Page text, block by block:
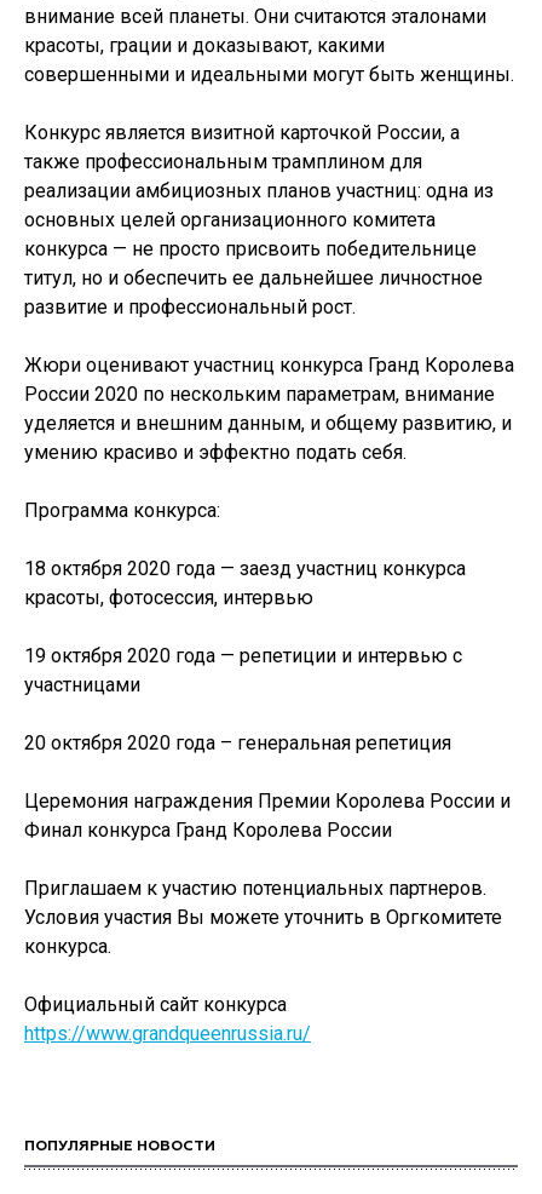
внимание всей планеты. Они считаются эталонами
красоты, грации и доказывают, какими
совершенными и идеальными могут быть женщины.
Конкурс является визитной карточкой России, а
также профессиональным трамплином для
реализации амбициозных планов участниц: одна из
основных целей организационного комитета
конкурса — не просто присвоить победительнице
титул, но и обеспечить ее дальнейшее личностное
развитие и профессиональный рост.
Жюри оценивают участниц конкурса Гранд Королева
России 2020 по нескольким параметрам, внимание
уделяется и внешним данным, и общему развитию, и
умению красиво и эффектно подать себя.
Программа конкурса:
18 октября 2020 года — заезд участниц конкурса
красоты, фотосессия, интервью
19 октября 2020 года — репетиции и интервью с
участницами
20 октября 2020 года – генеральная репетиция
Церемония награждения Премии Королева России и
Финал конкурса Гранд Королева России
Приглашаем к участию потенциальных партнеров.
Условия участия Вы можете уточнить в Оргкомитете
конкурса.
Официальный сайт конкурса
https://www.grandqueenrussia.ru/
ПОПУЛЯРНЫЕ НОВОСТИ